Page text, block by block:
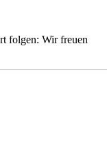
folgen: Wir freuen